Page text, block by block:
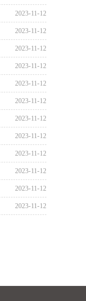
2023-11-12
2023-11-12
2023-11-12
2023-11-12
2023-11-12
2023-11-12
2023-11-12
2023-11-12
2023-11-12
2023-11-12
2023-11-12
2023-11-12